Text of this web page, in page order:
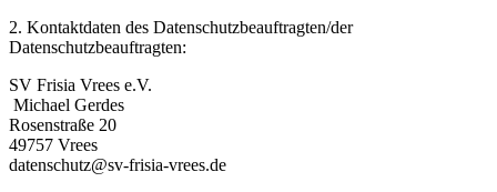
2. Kontaktdaten des Datenschutzbeauftragten/der
Datenschutzbeauftragten:
SV Frisia Vrees e.V.
Michael Gerdes
Rosenstraße 20
49757 Vrees
datenschutz@sv-frisia-vrees.de